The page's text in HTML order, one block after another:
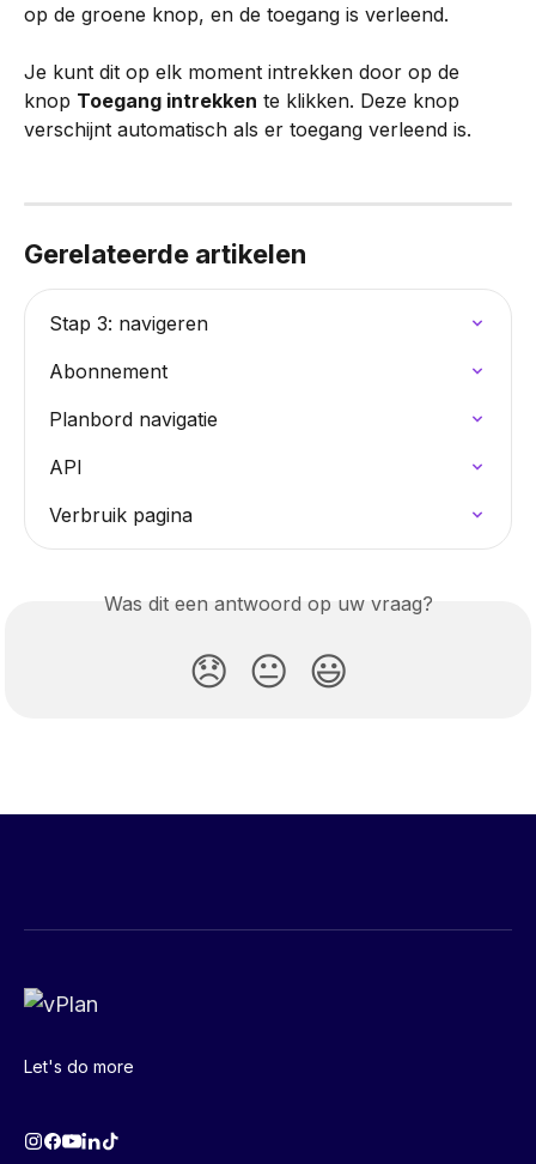
op de groene knop, en de toegang is verleend.
Je kunt dit op elk moment intrekken door op de
knop Toegang intrekken te klikken. Deze knop
verschijnt automatisch als er toegang verleend is.
Gerelateerde artikelen
Stap 3: navigeren
Abonnement
Planbord navigatie
API
Verbruik pagina
Was dit een antwoord op uw vraag?
😞 😐 😃
Let's do more